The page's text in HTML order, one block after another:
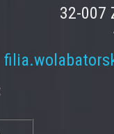
32-007